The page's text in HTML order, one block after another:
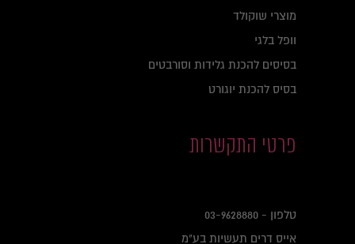
וופל בלגי
בסיסים להכנת גלידות וסורבטים
בסיס להכנת יוגורט
אייס דרים תעשיות בע"מ
אליהו איתן 6, ראשון לציון